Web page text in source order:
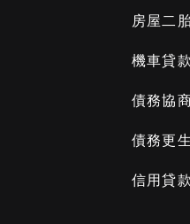
房屋二
機車貸款
債務協
債務更生
信用貸款